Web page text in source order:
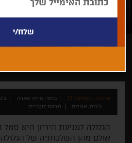
ארכיון - פסטיבל 33 בימוי: טרזה טארה
צ'כית, אנגלית
תרגום לעברית
הגלולה למניעת היריון היא סמל
אולם מהן השלכותיה של